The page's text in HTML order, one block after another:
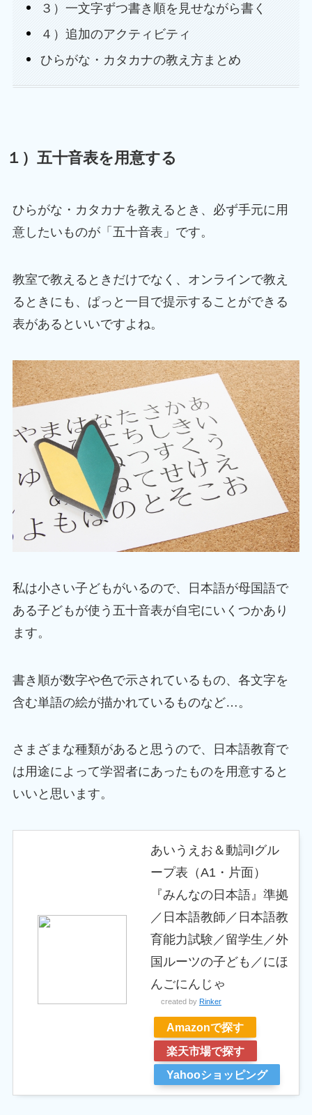
３）一文字ずつ書き順を見せながら書く
４）追加のアクティビティ
ひらがな・カタカナの教え方まとめ
１）五十音表を用意する
ひらがな・カタカナを教えるとき、必ず手元に用
意したいものが「五十音表」です。
教室で教えるときだけでなく、オンラインで教え
るときにも、ぱっと一目で提示することができる
表があるといいですよね。
私は小さい子どもがいるので、日本語が母国語で
ある子どもが使う五十音表が自宅にいくつかあり
ます。
書き順が数字や色で示されているもの、各文字を
含む単語の絵が描かれているものなど…。
さまざまな種類があると思うので、日本語教育で
は用途によって学習者にあったものを用意すると
いいと思います。
あいうえお＆動詞Iグル
ープ表（A1・片面）
『みんなの日本語』準拠
／日本語教師／日本語教
育能力試験／留学生／外
国ルーツの子ども／にほ
んごにんじゃ
created by Rinker
Amazonで探す
楽天市場で探す
Yahooショッピング